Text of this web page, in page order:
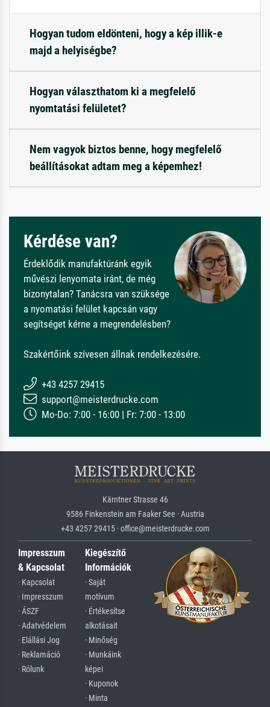
Hogyan tudom eldönteni, hogy a kép illik-e
majd a helyiségbe?
Hogyan választhatom ki a megfelelő
nyomtatási felületet?
Nem vagyok biztos benne, hogy megfelelő
beállításokat adtam meg a képemhez!
Kérdése van?
Érdeklődik manufaktúránk egyik
művészi lenyomata iránt, de még
bizonytalan? Tanácsra van szüksége
a nyomatási felület kapcsán vagy
segítséget kérne a megrendelésben?
Szakértőink szívesen állnak rendelkezésére.
+43 4257 29415
support@meisterdrucke.com
Mo-Do: 7:00 - 16:00 | Fr: 7:00 - 13:00
Kärntner Strasse 46
9586 Finkenstein am Faaker See · Austria
+43 4257 29415 · office@meisterdrucke.com
Impresszum
& Kapcsolat
· Kapcsolat
· Impresszum
· ÁSZF
· Adatvédelem
· Elállási Jog
· Reklamáció
· Rólunk
Kiegészítő
Információk
· Saját
motívum
· Értékesítse
alkotásait
· Minőség
· Munkáink
képei
· Kuponok
· Minta